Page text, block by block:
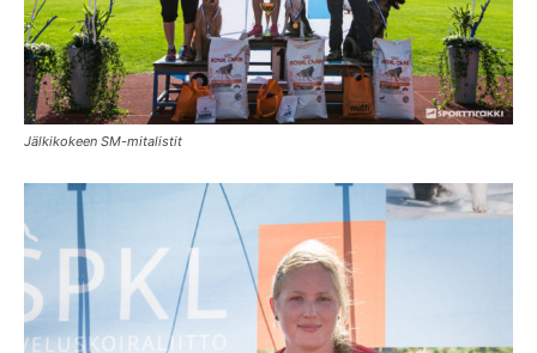
Jälkikokeen SM-mitalistit